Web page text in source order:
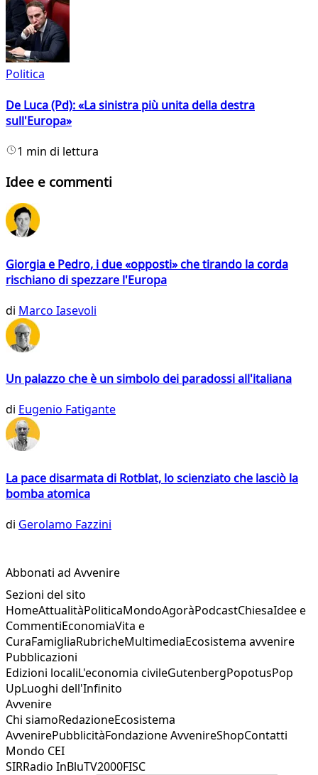
Politica
De Luca (Pd): «La sinistra più unita della destra
sull'Europa»
1 min di lettura
Idee e commenti
Giorgia e Pedro, i due «opposti» che tirando la corda
rischiano di spezzare l'Europa
di Marco Iasevoli
Un palazzo che è un simbolo dei paradossi all'italiana
di Eugenio Fatigante
La pace disarmata di Rotblat, lo scienziato che lasciò la
bomba atomica
di Gerolamo Fazzini
Abbonati ad Avvenire
Sezioni del sito
HomeAttualitàPoliticaMondoAgoràPodcastChiesaIdee e
CommentiEconomiaVita e
CuraFamigliaRubricheMultimediaEcosistema avvenire
Pubblicazioni
Edizioni localiL'economia civileGutenbergPopotusPop
UpLuoghi dell'Infinito
Avvenire
Chi siamoRedazioneEcosistema
AvvenirePubblicitàFondazione AvvenireShopContatti
Mondo CEI
SIRRadio InBluTV2000FISC